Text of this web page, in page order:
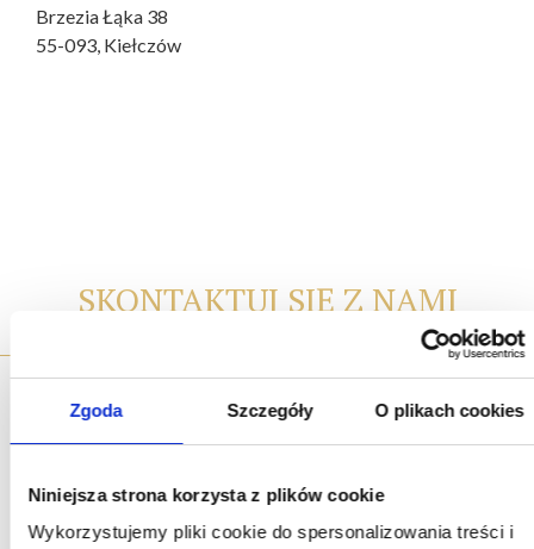
Zgoda Szczegóły O plikach cookies
Niniejsza strona korzysta z plików cookie
Wykorzystujemy pliki cookie do spersonalizowania treści i
Brzezia Łąka 38
55-093, Kiełczów
SKONTAKTUJ SIĘ Z NAMI